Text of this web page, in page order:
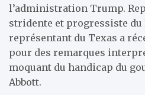
l’administration Trump.
stridente et progressiste du
représentant du Texas a
pour des remarques
moquant du handicap du
Abbott.